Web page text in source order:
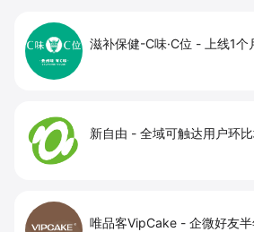
滋补保健-C味·C位 - 上线1
新自由 - 全域可触达用户环
唯品客VipCake - 企微好友